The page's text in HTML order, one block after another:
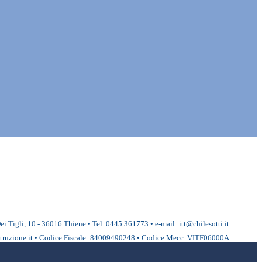
Tigli, 10 - 36016 Thiene • Tel. 0445 361773 • e-mail: itt@chilesotti.it
• Codice Fiscale: 84009490248 • Codice Mecc. VITF06000A